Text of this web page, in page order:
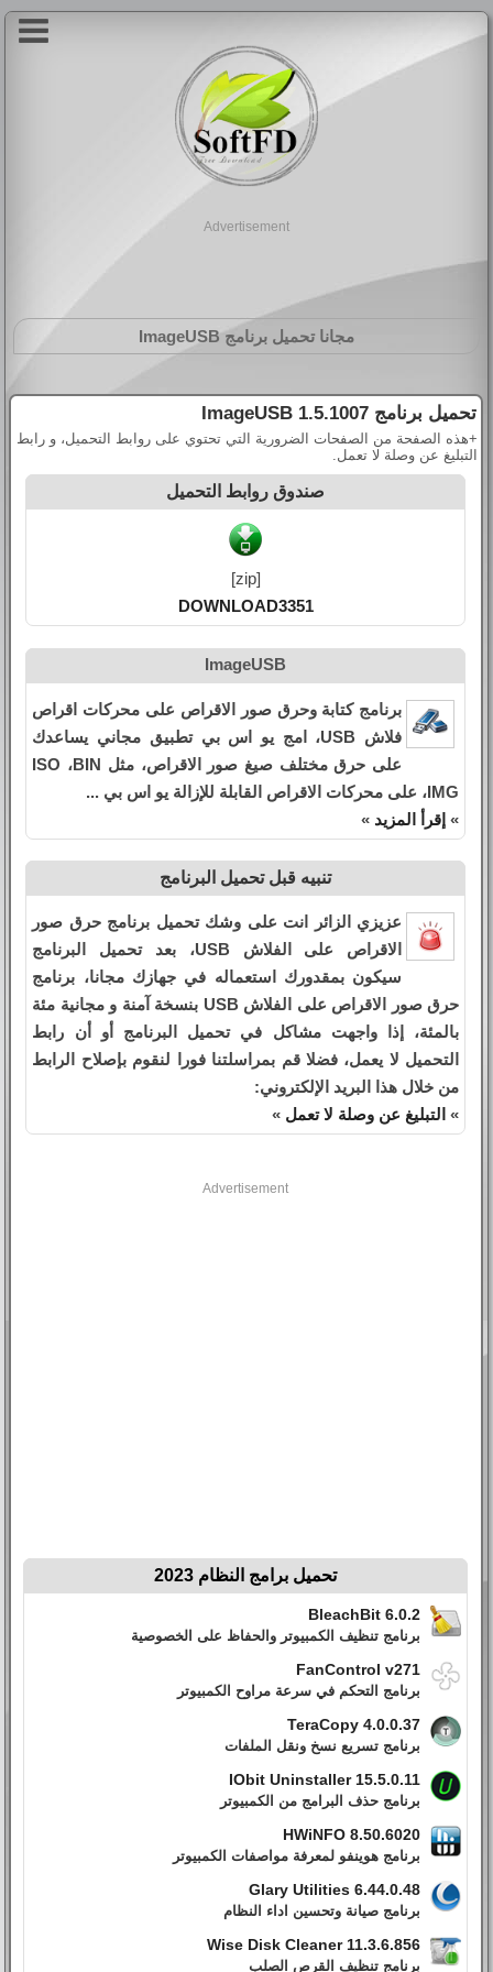
Advertisement
مجانا تحميل برنامجImageUSB
تحميل برنامج ImageUSB 1.5.1007
+هذه الصفحة من الصفحات الضرورية التي تحتوي على روابط التحميل، و رابط
التبليغ عن وصلة لا تعمل.
صندوق روابط التحميل
[zip]
DOWNLOAD3351
ImageUSB
برنامج كتابة وحرق صور الاقراص على محركات اقراص
فلاش USB، امج يو اس بي تطبيق مجاني يساعدك
على حرق مختلف صيغ صور الاقراص، مثل ISO ،BIN
،IMG على محركات الاقراص القابلة للإزالة يو اس بي ...
» إقرأ المزيد »
تنبيه قبل تحميل البرنامج
عزيزي الزائر انت على وشك تحميل برنامج حرق صور
الاقراص على الفلاش USB، بعد تحميل البرنامج
سيكون بمقدورك استعماله في جهازك مجانا، برنامج
حرق صور الاقراص على الفلاش USB بنسخة آمنة و مجانية مئة
بالمئة، إذا واجهت مشاكل في تحميل البرنامج أو أن رابط
التحميل لا يعمل، فضلا قم بمراسلتنا فورا لنقوم بإصلاح الرابط
من خلال هذا البريد الإلكتروني:
» التبليغ عن وصلة لا تعمل »
Advertisement
تحميل برامج النظام 2023
BleachBit 6.0.2
برنامج تنظيف الكمبيوتر والحفاظ على الخصوصية
FanControl v271
برنامج التحكم في سرعة مراوح الكمبيوتر
TeraCopy 4.0.0.37
برنامج تسريع نسخ ونقل الملفات
IObit Uninstaller 15.5.0.11
برنامج حذف البرامج من الكمبيوتر
HWiNFO 8.50.6020
برنامج هوينفو لمعرفة مواصفات الكمبيوتر
Glary Utilities 6.44.0.48
برنامج صيانة وتحسين اداء النظام
Wise Disk Cleaner 11.3.6.856
برنامج تنظيف القرص الصلب